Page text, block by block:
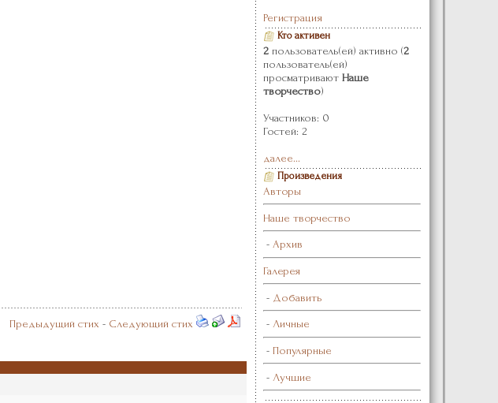
Предыдущий стих- Следующий стих
Регистрация
Кто активен
2пользователь(ей) активно (2
пользователь(ей)
просматривают Наше
творчество)
Участников: 0
Гостей: 2
далее...
Произведения
Авторы
Наше творчество
- Архив
Галерея
- Добавить
- Личные
- Популярные
- Лучшие